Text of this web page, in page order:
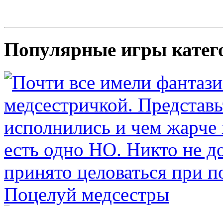
Популярные игры
Поцелуй медсестры